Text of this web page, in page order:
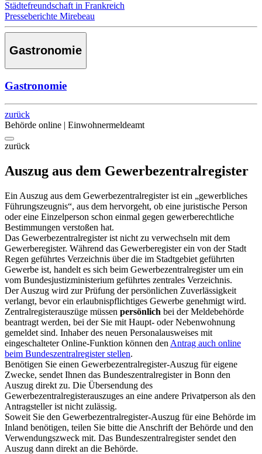
Städtefreundschaft in Frankreich
Presseberichte Mirebeau
Gastronomie
Gastronomie
zurück
Behörde online | Einwohnermeldeamt
zurück
Auszug aus dem Gewerbezentralregister
Ein Auszug aus dem Gewerbezentralregister ist ein „gewerbliches
Führungszeugnis“, aus dem hervorgeht, ob eine juristische Person
oder eine Einzelperson schon einmal gegen gewerberechtliche
Bestimmungen verstoßen hat.
Das Gewerbezentralregister ist nicht zu verwechseln mit dem
Gewerberegister. Während das Gewerberegister ein von der Stadt
Regen geführtes Verzeichnis über die im Stadtgebiet geführten
Gewerbe ist, handelt es sich beim Gewerbezentralregister um ein
vom Bundesjustizministerium geführtes zentrales Verzeichnis.
Der Auszug wird zur Prüfung der persönlichen Zuverlässigkeit
verlangt, bevor ein erlaubnispflichtiges Gewerbe genehmigt wird.
Zentralregisterauszüge müssen persönlich bei der Meldebehörde
beantragt werden, bei der Sie mit Haupt- oder Nebenwohnung
gemeldet sind. Inhaber des neuen Personalausweises mit
eingeschalteter Online-Funktion können den Antrag auch online
beim Bundeszentralregister stellen.
Benötigen Sie einen Gewerbezentralregister-Auszug für eigene
Zwecke, sendet Ihnen das Bundeszentralregister in Bonn den
Auszug direkt zu. Die Übersendung des
Gewerbezentralregisterauszuges an eine andere Privatperson als den
Antragsteller ist nicht zulässig.
Soweit Sie den Gewerbezentralregister-Auszug für eine Behörde im
Inland benötigen, teilen Sie bitte die Anschrift der Behörde und den
Verwendungszweck mit. Das Bundeszentralregister sendet den
Auszug dann direkt an die Behörde.